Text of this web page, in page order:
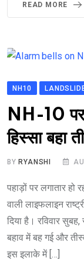
READ MORE
NH10
NH-10
हिस्सा बहा
BY RYANSHI
पहाड़ों पर लगातार
वाली लाइफलाइन
दिया है। रविवार
बहाव में बह गई और
इस इलाके में […]